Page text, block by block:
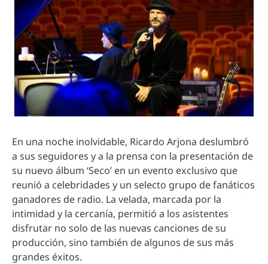
En una noche inolvidable, Ricardo Arjona deslumbró
a sus seguidores y a la prensa con la presentación de
su nuevo álbum ‘Seco’ en un evento exclusivo que
reunió a celebridades y un selecto grupo de fanáticos
ganadores de radio. La velada, marcada por la
intimidad y la cercanía, permitió a los asistentes
disfrutar no solo de las nuevas canciones de su
producción, sino también de algunos de sus más
grandes éxitos.